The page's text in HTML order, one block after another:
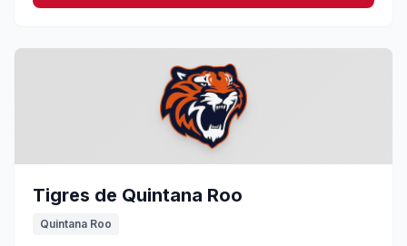
Tigres de Quintana Roo
Quintana Roo